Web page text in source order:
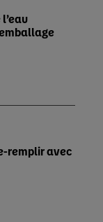
remplir avec